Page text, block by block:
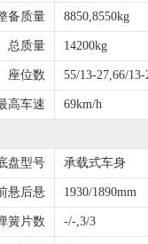
备质量 8850,8550kg
总质量 14200kg
座位数 55/13-27,66/13-
高车速 69km/h
盘型号 承载式车身
悬后悬 1930/1890mm
簧片数 -/-,3/3